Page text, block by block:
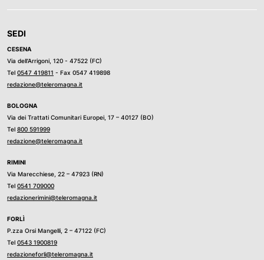
SEDI
CESENA
Via dell’Arrigoni, 120 - 47522 (FC)
Tel 0547 419811 - Fax 0547 419898
redazione@teleromagna.it
BOLOGNA
Via dei Trattati Comunitari Europei, 17 – 40127 (BO)
Tel 800 591999
redazione@teleromagna.it
RIMINI
Via Marecchiese, 22 – 47923 (RN)
Tel 0541 709000
redazionerimini@teleromagna.it
FORLÌ
P.zza Orsi Mangelli, 2 – 47122 (FC)
Tel 0543 1900819
redazioneforli@teleromagna.it